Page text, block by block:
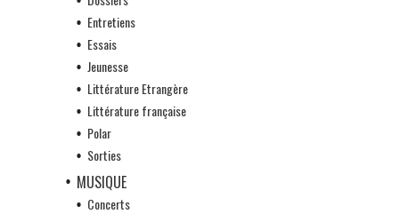
Entretiens
Essais
Jeunesse
Littérature Etrangère
Littérature française
Polar
Sorties
MUSIQUE
Concerts